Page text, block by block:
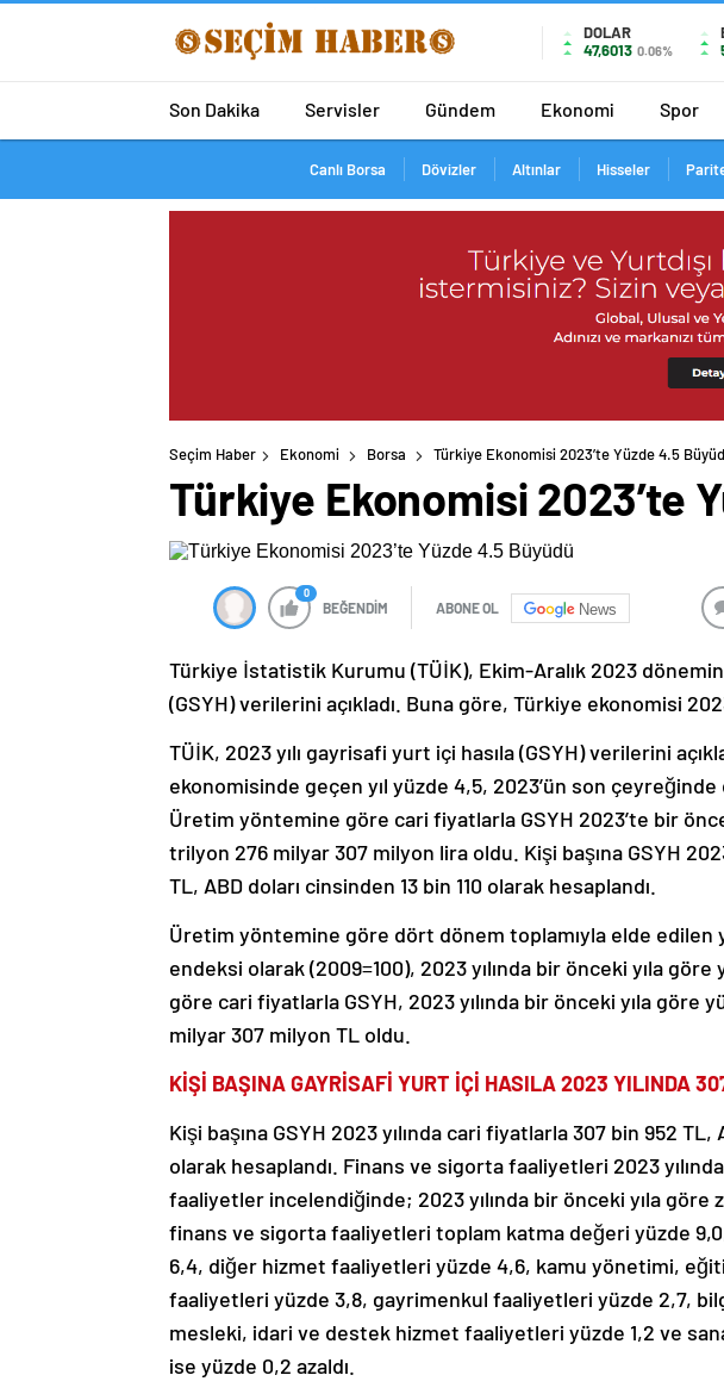
DOLAR
47,6013 0.06%
Son Dakika Servisler Gündem Ekonomi Spor
Canlı Borsa Dövizler Altınlar Hisseler
Seçim Haber Ekonomi Borsa Türkiye Ekonomisi 2023’te Yüzde 4.5
Türkiye Ekonomisi 2023’te
0
BEĞENDİM ABONE OL News
Türkiye İstatistik Kurumu (TÜİK), Ekim-Aralık 2023
(GSYH) verilerini açıkladı. Buna göre, Türkiye ekonomisi
TÜİK, 2023 yılı gayrisafi yurt içi hasıla (GSYH) verilerini
ekonomisinde geçen yıl yüzde 4,5, 2023’ün son
Üretim yöntemine göre cari fiyatlarla GSYH 2023’te bir
trilyon 276 milyar 307 milyon lira oldu. Kişi başına GSYH
TL, ABD doları cinsinden 13 bin 110 olarak hesaplandı.
Üretim yöntemine göre dört dönem toplamıyla elde edilen
endeksi olarak (2009=100), 2023 yılında bir önceki yıla
göre cari fiyatlarla GSYH, 2023 yılında bir önceki yıla göre
milyar 307 milyon TL oldu.
KİŞİ BAŞINA GAYRİSAFİ YURT İÇİ HASILA 2023 YILINDA
Kişi başına GSYH 2023 yılında cari fiyatlarla 307 bin 952 TL,
olarak hesaplandı. Finans ve sigorta faaliyetleri 2023
faaliyetler incelendiğinde; 2023 yılında bir önceki yıla
finans ve sigorta faaliyetleri toplam katma değeri yüzde
6,4, diğer hizmet faaliyetleri yüzde 4,6, kamu yönetimi,
faaliyetleri yüzde 3,8, gayrimenkul faaliyetleri yüzde 2,7,
mesleki, idari ve destek hizmet faaliyetleri yüzde 1,2 ve
ise yüzde 0,2 azaldı.